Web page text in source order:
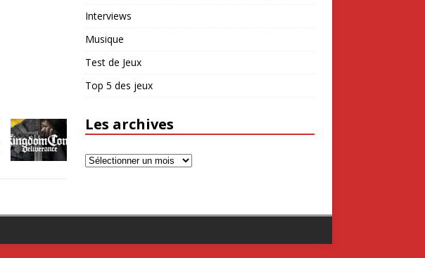
Interviews
Musique
Test de Jeux
Top 5 des jeux
Les archives